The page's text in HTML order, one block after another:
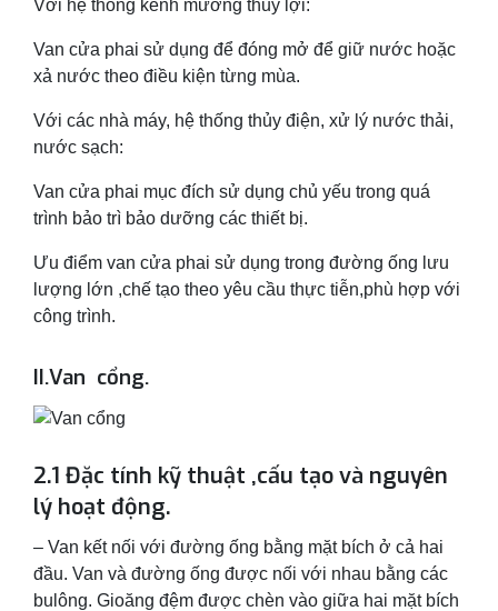
Với hệ thống kênh mương thủy lợi:
Van cửa phai sử dụng để đóng mở để giữ nước hoặc
xả nước theo điều kiện từng mùa.
Với các nhà máy, hệ thống thủy điện, xử lý nước thải,
nước sạch:
Van cửa phai mục đích sử dụng chủ yếu trong quá
trình bảo trì bảo dưỡng các thiết bị.
Ưu điểm van cửa phai sử dụng trong đường ống lưu
lượng lớn ,chế tạo theo yêu cầu thực tiễn,phù hợp với
công trình.
II.Van cổng.
2.1 Đặc tính kỹ thuật ,cấu tạo và nguyên
lý hoạt động.
– Van kết nối với đường ống bằng mặt bích ở cả hai
đầu. Van và đường ống được nối với nhau bằng các
bulông. Gioăng đệm được chèn vào giữa hai mặt bích